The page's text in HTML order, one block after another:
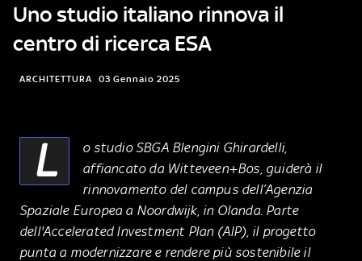
Uno studio italiano rinnova il
centro di ricerca ESA
ARCHITETTURA 03 Gennaio 2025
L
o studio SBGA Blengini Ghirardelli,
affiancato da Witteveen+Bos, guiderà il
rinnovamento del campus dell’Agenzia
Spaziale Europea a Noordwijk, in Olanda. Parte
dell'Accelerated Investment Plan (AIP), il progetto
punta a modernizzare e rendere più sostenibile il